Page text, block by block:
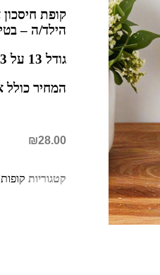
קופת
הילד/ה –
גודל 13 על 13 ס"מ בעומק 5 ס"מ
המחיר
₪28.00
קטגוריות קופות